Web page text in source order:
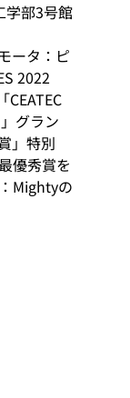
学部3号館
ータ：ピ
2022
グラン
」特別
優秀賞を
Mightyの